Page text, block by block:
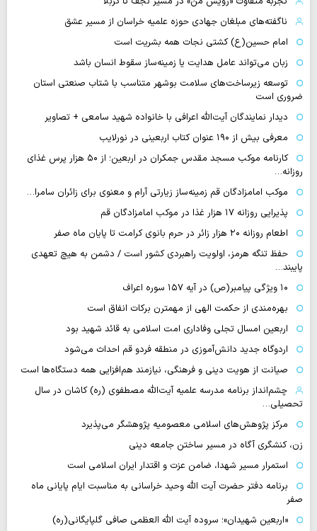
ناگفته‌های مبلغان جهادی حوزه علمیه خراسان از مسیر عشق
امام حسین(ع) کشتی نجات همه بشریت است
زبان می‌تواند عامل هدایت یا زمینه‌ساز سقوط انسان باشد
توسعه زیرساخت‌های سلامت بوشهر متناسب با شتاب صنعتی استان
ضروری است
دیدار نمایندگان آیت‌الله اعرافی با خانواده شهید سامعی + تصاویر
معرفی بیش از ۱۹۰ عنوان کتاب اربعینی در نورلایب
کارنامه موکب مسجد مقدس جمکران در اربعین؛ از ۵۰ هزار پرس غذای
روزانه…
موکب امامزادگان قم زمینه‌ساز زیارتی آرام و معنوی برای زائران سامرا…
پذیرایی روزانه ۱۷ هزار غذا در موکب امامزادگان قم
اطعام روزانه ۲۰ هزار زائر در حرم بانوی کرامت تا پایان ماه صفر
حفظ تنگه هرمز، اولویت راهبردی کشور است / دشمن به هیچ تعهدی
پایبند…
۱۰ ویژگی پیامبر(ص) در آیه ۱۵۷ سوره اعراف
بهره‌مندی از حکمت الهی از مهمترن برکات انفاق است
اربعین امسال تجلی وفاداری امت اسلامی به قائد شهید بود
اردوگاه جدید دانش‌آموزی در منطقه فردو قم احداث می‌شود
صیانت از هویت دینی و فرهنگی، نیازمند هم‌افزایی همه دستگاه‌ها است
چشم‌انداز برنامه مدرسه علمیه آیت‌الله مصطفوی (ره) کاشان در سال
تحصیلی…
مرکز پژوهش‌های اسلامی معصومیه پژوهشگر می‌پذیرد
زن، کنشگری آگاه در مسیر ساختن جامعه دینی
استمرار مسیر شهدا، ضامن عزت و اقتدار ایران اسلامی است
برنامه دفتر حضرت آیت الله وحید خراسانی به مناسبت ایام پایانی ماه
صفر
«اربعین شهیدان»؛ سروده آیت الله العظمی صافی گلپایگانی(ره)